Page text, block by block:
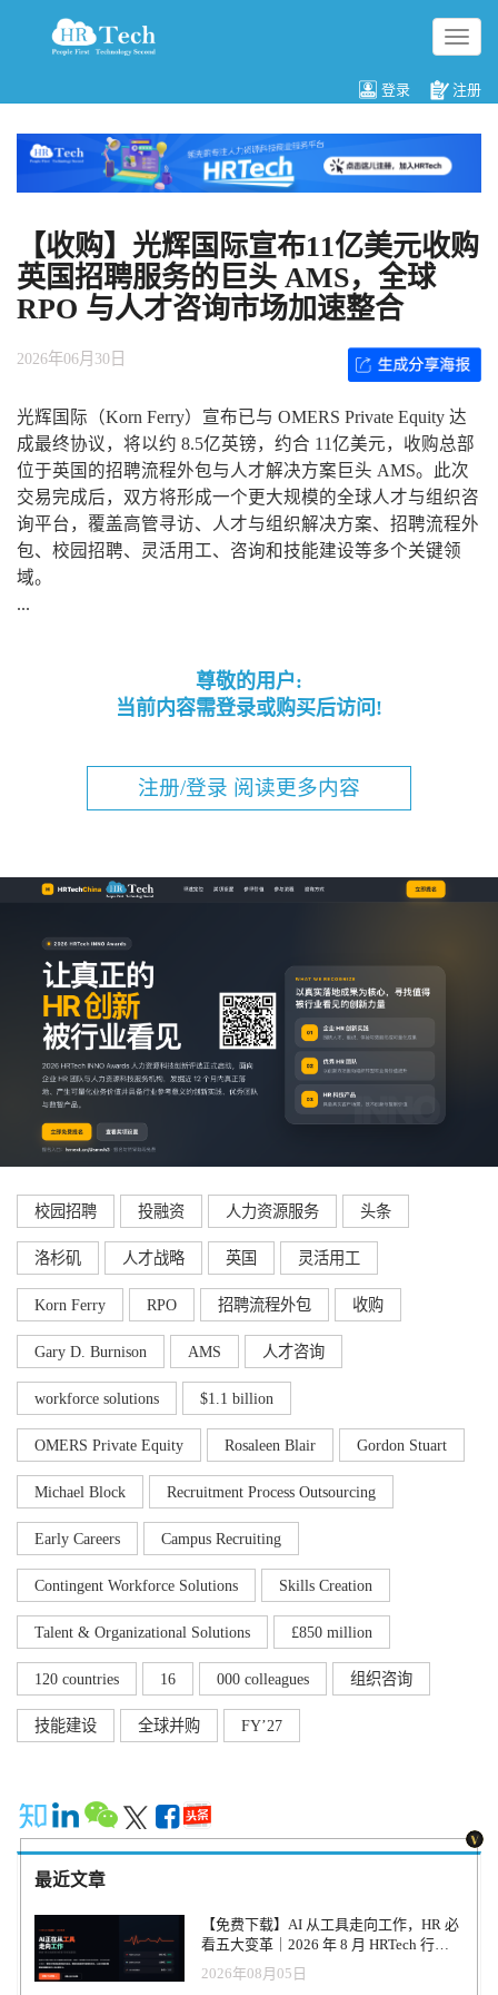
切
换
航
登录 注册
【收购】光辉国际宣布11亿美元收购
英国招聘服务的巨头 AMS，全球
RPO 与人才咨询市场加速整合
2026年06月30日
光辉国际（Korn Ferry）宣布已与 OMERS Private Equity 达
成最终协议，将以约 8.5亿英镑，约合 11亿美元，收购总部
位于英国的招聘流程外包与人才解决方案巨头 AMS。此次
交易完成后，双方将形成一个更大规模的全球人才与组织咨
询平台，覆盖高管寻访、人才与组织解决方案、招聘流程外
包、校园招聘、灵活用工、咨询和技能建设等多个关键领
域。
...
尊敬的用户:
当前内容需登录或购买后访问!
注册/登录 阅读更多内容
校园招聘 投融资 人力资源服务 头条
洛杉矶 人才战略 英国 灵活用工
Korn Ferry RPO 招聘流程外包 收购
Gary D. Burnison AMS 人才咨询
workforce solutions $1.1 billion
OMERS Private Equity Rosaleen Blair Gordon Stuart
Michael Block Recruitment Process Outsourcing
Early Careers Campus Recruiting
Contingent Workforce Solutions Skills Creation
Talent & Organizational Solutions £850 million
120 countries 16 000 colleagues 组织咨询
技能建设 全球并购 FY’27
最近文章
【免费下载】AI 从工具走向工作，HR 必
看五大变革｜2026 年 8 月 HRTech 行业
观察报告
2026年08月05日